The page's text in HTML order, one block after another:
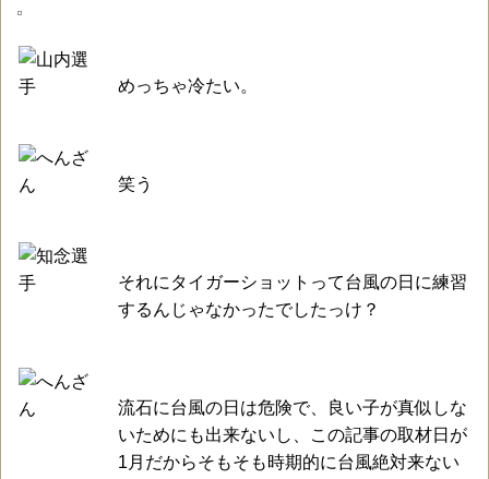
めっちゃ冷たい。
笑う
それにタイガーショットって台風の日に練習
するんじゃなかったでしたっけ？
流石に台風の日は危険で、良い子が真似しな
いためにも出来ないし、この記事の取材日が
1月だからそもそも時期的に台風絶対来ない